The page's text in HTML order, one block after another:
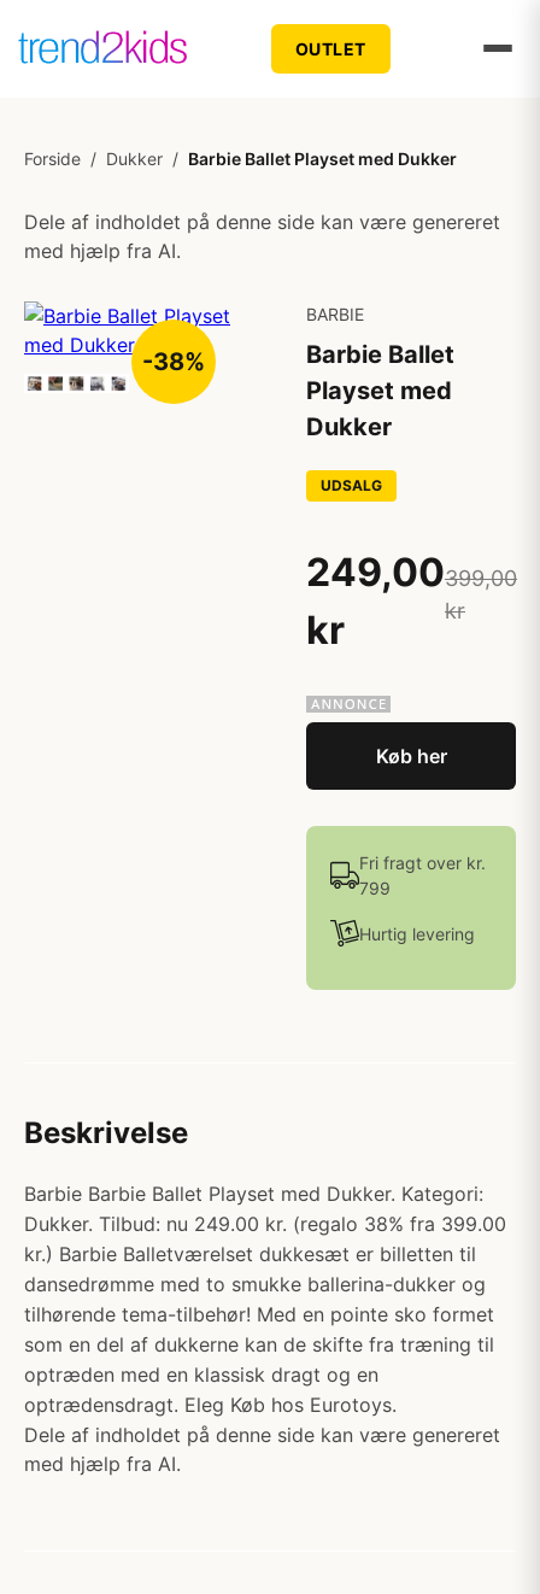
OUTLET
Forside / Dukker / Barbie Ballet Playset med Dukker
Dele af indholdet på denne side kan være genereret
med hjælp fra AI.
-38%
BARBIE
Barbie Ballet
Playset med
Dukker
UDSALG
249,00
kr
399,00
kr
Køb her
Fri fragt over kr.
799
Hurtig levering
Beskrivelse
Barbie Barbie Ballet Playset med Dukker. Kategori:
Dukker. Tilbud: nu 249.00 kr. (regalo 38% fra 399.00
kr.) Barbie Balletværelset dukkesæt er billetten til
dansedrømme med to smukke ballerina-dukker og
tilhørende tema-tilbehør! Med en pointe sko formet
som en del af dukkerne kan de skifte fra træning til
optræden med en klassisk dragt og en
optrædensdragt. Eleg Køb hos Eurotoys.
Dele af indholdet på denne side kan være genereret
med hjælp fra AI.